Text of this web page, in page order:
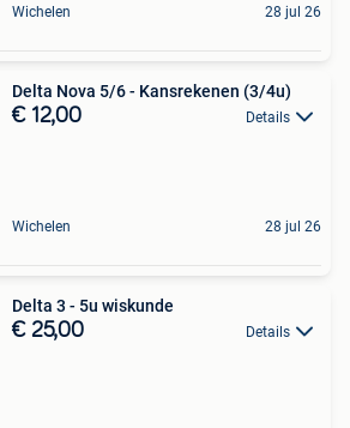
Wichelen 28 jul 26
Delta Nova 5/6 - Kansrekenen (3/4u)
€ 12,00 Details
Wichelen 28 jul 26
Delta 3 - 5u wiskunde
€ 25,00 Details